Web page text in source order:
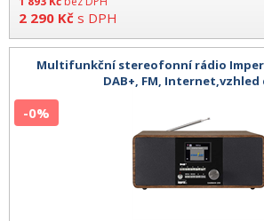
2 290 Kč s DPH
Multifunkční stereofonní rádio
DAB+, FM, Internet,vzhled
-0%